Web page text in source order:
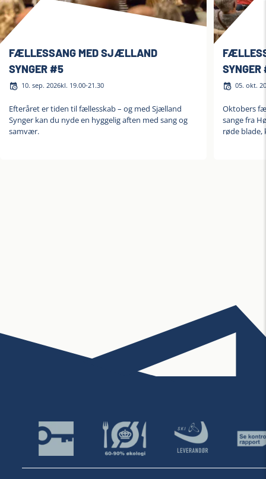
FÆLLESSANG MED SJÆLLAND
SYNGER #5
10. sep. 2026kl. 19.00-21.30
Efteråret er tiden til fællesskab – og med Sjælland
Synger kan du nyde en hyggelig aften med sang og
samvær.
05. okt.
Oktobers
sange fra
røde blade,